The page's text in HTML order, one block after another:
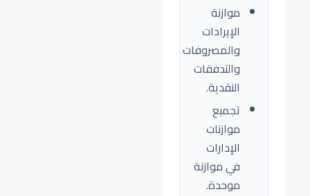
موازنة
الإيرادات
والمصروفات
والتدفقات
النقدية.
تجميع
موازنات
الإدارات
في موازنة
موحدة.